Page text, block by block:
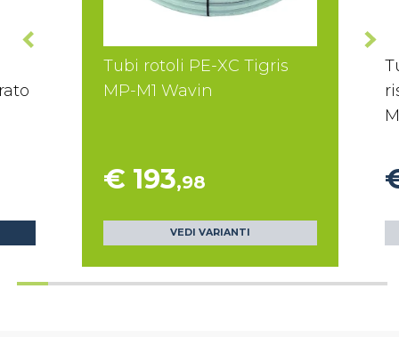
Tubi rotoli PE-XC Tigris
MP-M1 Wavin
€ 193,98
VEDI VARIANTI